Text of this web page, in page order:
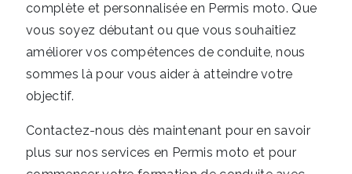
complète et personnalisée en Permis moto. Que
vous soyez débutant ou que vous souhaitiez
améliorer vos compétences de conduite, nous
sommes là pour vous aider à atteindre votre
objectif.
Contactez-nous dès maintenant pour en savoir
plus sur nos services en Permis moto et pour